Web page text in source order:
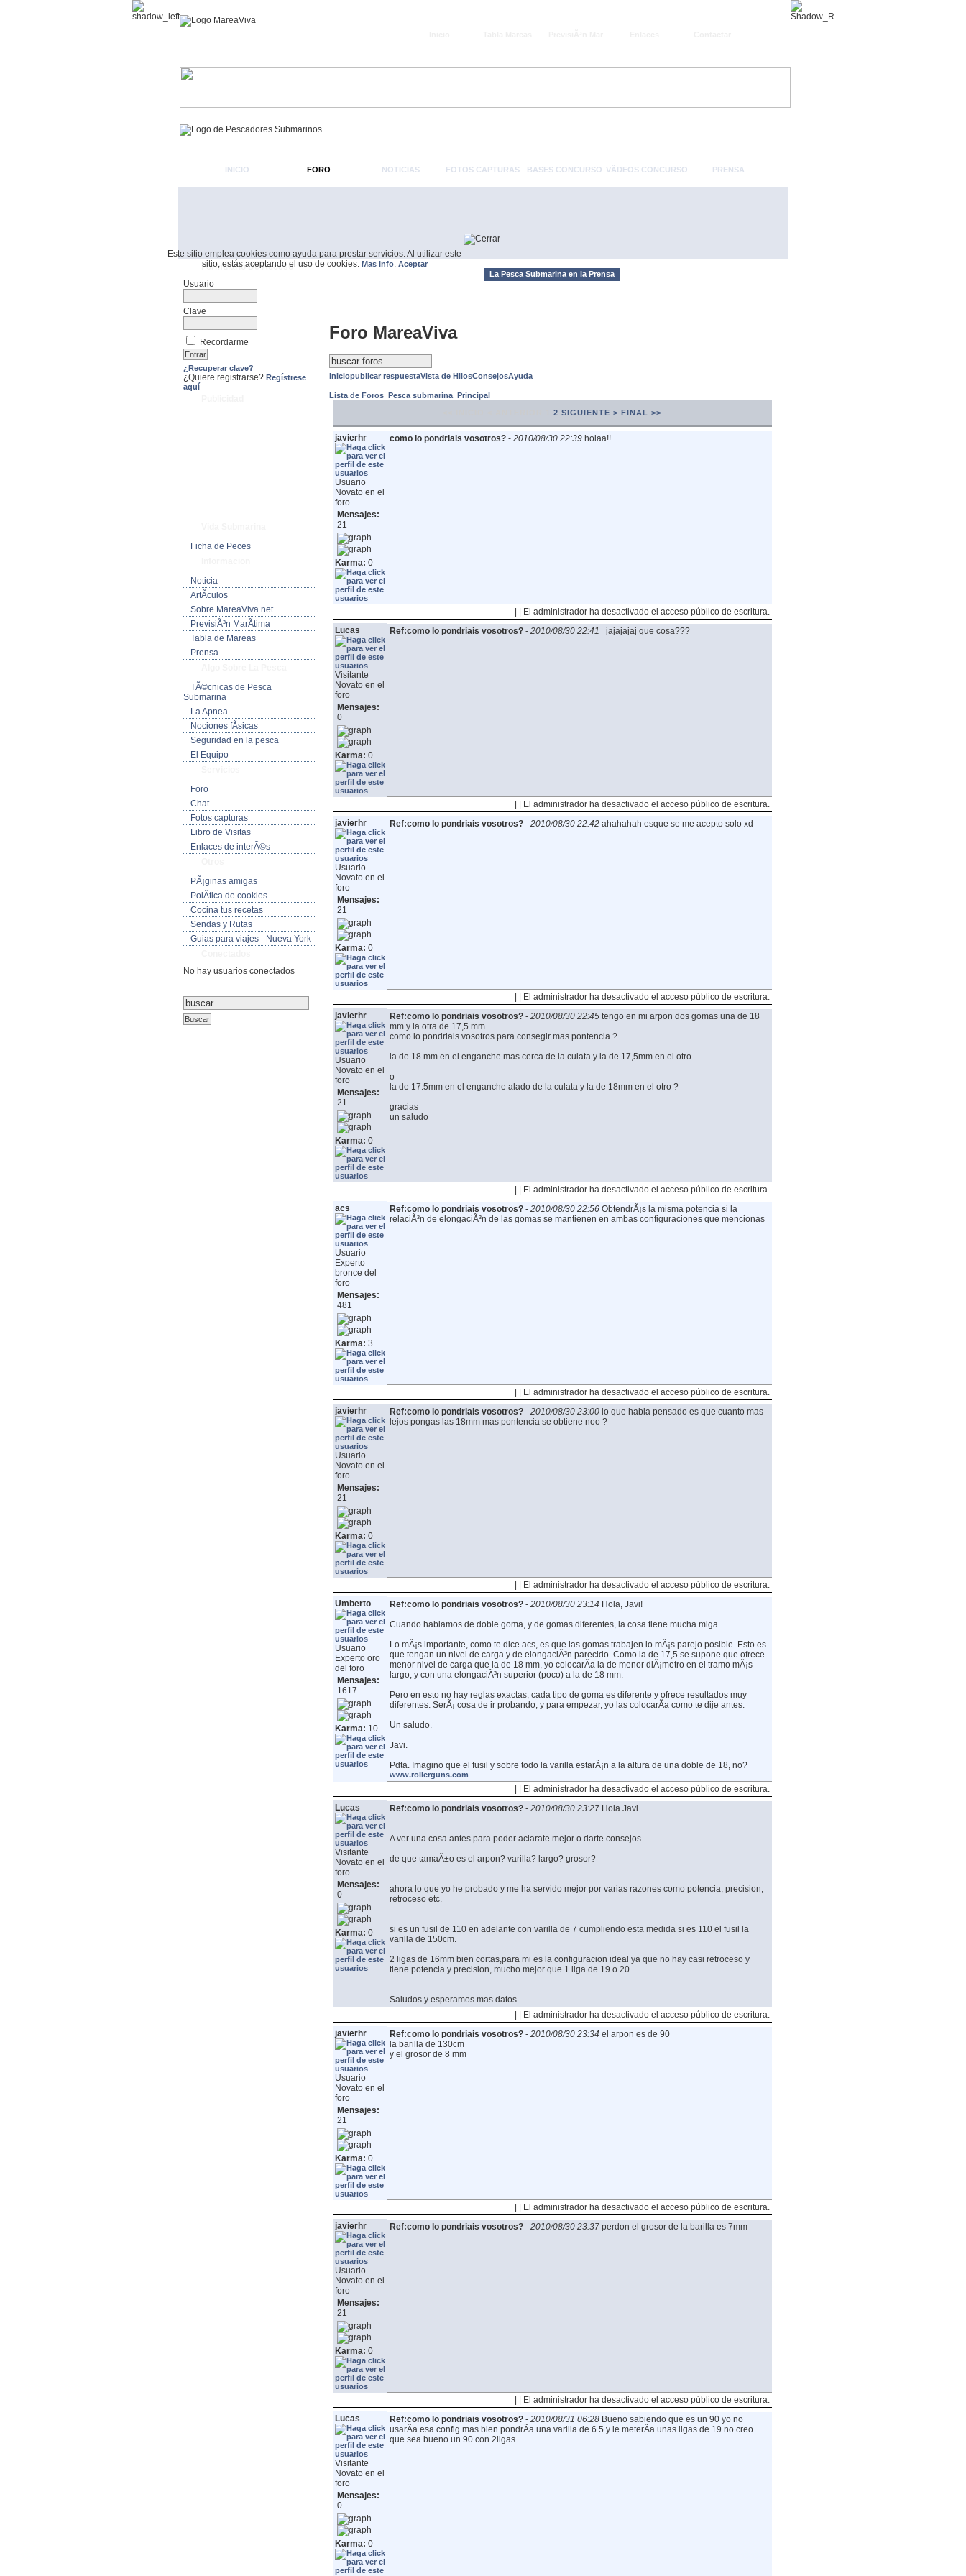
Este sitio emplea cookies como ayuda para prestar servicios. Al utilizar este
sitio, estás aceptando el uso de cookies. Mas Info. Aceptar
INICIO FORO NOTICIAS FOTOS CAPTURAS BASES CONCURSO VÃ­DEOS CONCURSO PRENSA
Formulario De Acceso
Usuario
Clave
Recordarme
¿Recuperar clave?
¿Quiere registrarse? Regístrese
aquí
Ficha de Peces
Noticia
ArtÃ­culos
Sobre MareaViva.net
PrevisiÃ³n MarÃ­tima
Tabla de Mareas
Prensa
TÃ©cnicas de Pesca
Submarina
La Apnea
Nociones fÃ­sicas
Seguridad en la pesca
El Equipo
Foro
Chat
Fotos capturas
Libro de Visitas
Enlaces de interÃ©s
PÃ¡ginas amigas
PolÃ­tica de cookies
Cocina tus recetas
Sendas y Rutas
Guias para viajes - Nueva York
No hay usuarios conectados
La Pesca Submarina en la Prensa
Foro MareaViva
Iniciopublicar respuestaVista de HilosConsejosAyuda
Lista de Foros Pesca submarina Principal
2 SIGUIENTE > FINAL >>
javierhr
Usuario
Novato en el
foro
Mensajes:
21
Karma: 0
como lo pondriais vosotros?- 2010/08/30 22:39 holaa!!
| | El administrador ha desactivado el acceso público de escritura.
Lucas
Visitante
Novato en el
foro
Mensajes:
0
Karma: 0
Ref:como lo pondriais vosotros?- 2010/08/30 22:41 jajajajaj que cosa???
| | El administrador ha desactivado el acceso público de escritura.
javierhr
Usuario
Novato en el
foro
Mensajes:
21
Karma: 0
Ref:como lo pondriais vosotros?- 2010/08/30 22:42 ahahahah esque se me acepto solo xd
| | El administrador ha desactivado el acceso público de escritura.
javierhr
Usuario
Novato en el
foro
Mensajes:
21
Karma: 0
Ref:como lo pondriais vosotros?- 2010/08/30 22:45 tengo en mi arpon dos gomas una de 18
mm y la otra de 17,5 mm
como lo pondriais vosotros para consegir mas pontencia ?
la de 18 mm en el enganche mas cerca de la culata y la de 17,5mm en el otro
o
la de 17.5mm en el enganche alado de la culata y la de 18mm en el otro ?
gracias
un saludo
| | El administrador ha desactivado el acceso público de escritura.
acs
Usuario
Experto
bronce del
foro
Mensajes:
481
Karma: 3
Ref:como lo pondriais vosotros?- 2010/08/30 22:56 ObtendrÃ¡s la misma potencia si la
relaciÃ³n de elongaciÃ³n de las gomas se mantienen en ambas configuraciones que mencionas
| | El administrador ha desactivado el acceso público de escritura.
javierhr
Usuario
Novato en el
foro
Mensajes:
21
Karma: 0
Ref:como lo pondriais vosotros?- 2010/08/30 23:00 lo que habia pensado es que cuanto mas
lejos pongas las 18mm mas pontencia se obtiene noo ?
| | El administrador ha desactivado el acceso público de escritura.
Umberto
Usuario
Experto oro
del foro
Mensajes:
1617
Karma: 10
Ref:como lo pondriais vosotros?- 2010/08/30 23:14 Hola, Javi!
Cuando hablamos de doble goma, y de gomas diferentes, la cosa tiene mucha miga.
Lo mÃ¡s importante, como te dice acs, es que las gomas trabajen lo mÃ¡s parejo posible. Esto es
que tengan un nivel de carga y de elongaciÃ³n parecido. Como la de 17,5 se supone que ofrece
menor nivel de carga que la de 18 mm, yo colocarÃ­a la de menor diÃ¡metro en el tramo mÃ¡s
largo, y con una elongaciÃ³n superior (poco) a la de 18 mm.
Pero en esto no hay reglas exactas, cada tipo de goma es diferente y ofrece resultados muy
diferentes. SerÃ¡ cosa de ir probando, y para empezar, yo las colocarÃ­a como te dije antes.
Un saludo.
Javi.
Pdta. Imagino que el fusil y sobre todo la varilla estarÃ¡n a la altura de una doble de 18, no?
www.rollerguns.com
| | El administrador ha desactivado el acceso público de escritura.
Lucas
Visitante
Novato en el
foro
Mensajes:
0
Karma: 0
Ref:como lo pondriais vosotros?- 2010/08/30 23:27 Hola Javi
A ver una cosa antes para poder aclarate mejor o darte consejos
de que tamaÃ±o es el arpon? varilla? largo? grosor?
ahora lo que yo he probado y me ha servido mejor por varias razones como potencia, precision,
retroceso etc.
si es un fusil de 110 en adelante con varilla de 7 cumpliendo esta medida si es 110 el fusil la
varilla de 150cm.
2 ligas de 16mm bien cortas,para mi es la configuracion ideal ya que no hay casi retroceso y
tiene potencia y precision, mucho mejor que 1 liga de 19 o 20
Saludos y esperamos mas datos
| | El administrador ha desactivado el acceso público de escritura.
javierhr
Usuario
Novato en el
foro
Mensajes:
21
Karma: 0
Ref:como lo pondriais vosotros?- 2010/08/30 23:34 el arpon es de 90
la barilla de 130cm
y el grosor de 8 mm
| | El administrador ha desactivado el acceso público de escritura.
javierhr
Usuario
Novato en el
foro
Mensajes:
21
Karma: 0
Ref:como lo pondriais vosotros?- 2010/08/30 23:37 perdon el grosor de la barilla es 7mm
| | El administrador ha desactivado el acceso público de escritura.
Lucas
Visitante
Novato en el
foro
Mensajes:
0
Karma: 0
Ref:como lo pondriais vosotros?- 2010/08/31 06:28 Bueno sabiendo que es un 90 yo no
usarÃ­a esa config mas bien pondrÃ­a una varilla de 6.5 y le meterÃ­a unas ligas de 19 no creo
que sea bueno un 90 con 2ligas